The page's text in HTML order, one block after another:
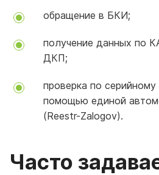
обращение в БКИ;
получение данных по
ДКП;
проверка по
помощью единой
(Reestr-Zalogov).
Часто